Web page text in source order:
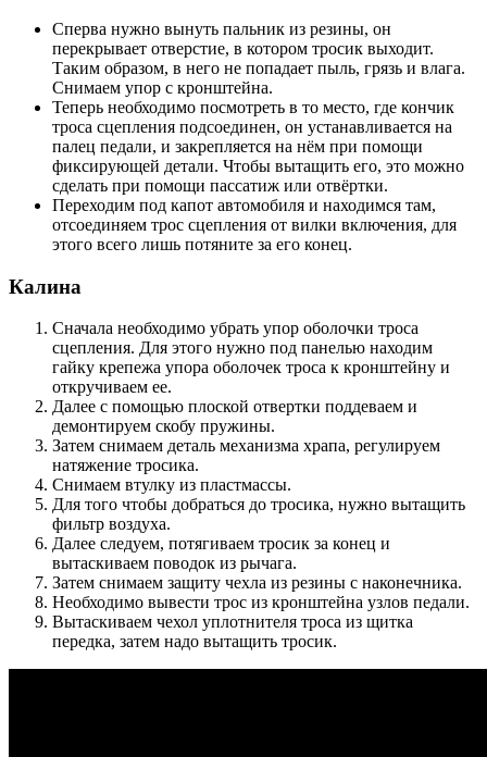
Сперва нужно вынуть пальник из резины, он
перекрывает отверстие, в котором тросик выходит.
Таким образом, в него не попадает пыль, грязь и влага.
Снимаем упор с кронштейна.
Теперь необходимо посмотреть в то место, где кончик
троса сцепления подсоединен, он устанавливается на
палец педали, и закрепляется на нём при помощи
фиксирующей детали. Чтобы вытащить его, это можно
сделать при помощи пассатиж или отвёртки.
Переходим под капот автомобиля и находимся там,
отсоединяем трос сцепления от вилки включения, для
этого всего лишь потяните за его конец.
Калина
Сначала необходимо убрать упор оболочки троса
сцепления. Для этого нужно под панелью находим
гайку крепежа упора оболочек троса к кронштейну и
откручиваем ее.
Далее с помощью плоской отвертки поддеваем и
демонтируем скобу пружины.
Затем снимаем деталь механизма храпа, регулируем
натяжение тросика.
Снимаем втулку из пластмассы.
Для того чтобы добраться до тросика, нужно вытащить
фильтр воздуха.
Далее следуем, потягиваем тросик за конец и
вытаскиваем поводок из рычага.
Затем снимаем защиту чехла из резины с наконечника.
Необходимо вывести трос из кронштейна узлов педали.
Вытаскиваем чехол уплотнителя троса из щитка
передка, затем надо вытащить тросик.